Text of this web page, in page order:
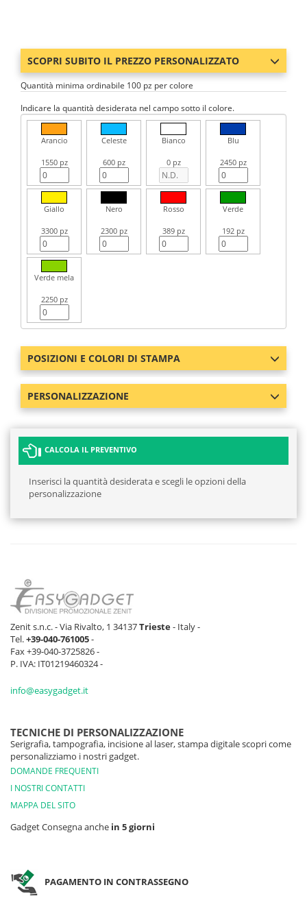
SCOPRI SUBITO IL PREZZO PERSONALIZZATO
Quantità minima ordinabile 100 pz per colore
Indicare la quantità desiderata nel campo sotto il colore.
Arancio
1550 pz
Celeste
600 pz
Bianco
0 pz
Blu
2450 pz
Giallo
3300 pz
Nero
2300 pz
Rosso
389 pz
Verde
192 pz
Verde mela
2250 pz
POSIZIONI E COLORI DI STAMPA
PERSONALIZZAZIONE
CALCOLA IL PREVENTIVO
Inserisci la quantità desiderata e scegli le opzioni della
personalizzazione
Zenit s.n.c. - Via Rivalto, 1 34137Trieste- Italy -
Tel.+39-040-761005-
Fax +39-040-3725826 -
P. IVA: IT01219460324 -
info@easygadget.it
TECNICHE DI PERSONALIZZAZIONE
Serigrafia, tampografia, incisione al laser, stampa digitale scopri come
personalizziamo i nostri gadget.
DOMANDE FREQUENTI
I NOSTRI CONTATTI
MAPPA DEL SITO
Gadget Consegna anche in 5 giorni
PAGAMENTO IN CONTRASSEGNO